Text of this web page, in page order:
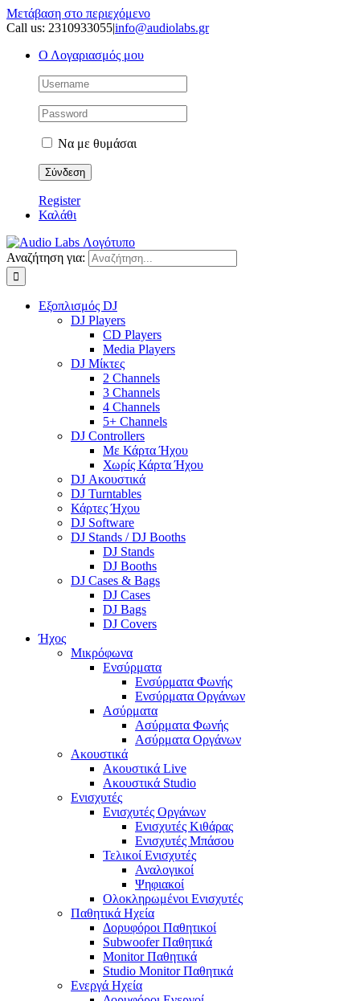
Μετάβαση στο περιεχόμενο
Call us: 2310933055|info@audiolabs.gr
Ο Λογαριασμός μου
Να με θυμάσαι
Register
Καλάθι
Αναζήτηση για:
Εξοπλισμός DJ
DJ Players
CD Players
Media Players
DJ Μίκτες
2 Channels
3 Channels
4 Channels
5+ Channels
DJ Controllers
Με Κάρτα Ήχου
Χωρίς Κάρτα Ήχου
DJ Ακουστικά
DJ Turntables
Κάρτες Ήχου
DJ Software
DJ Stands / DJ Booths
DJ Stands
DJ Booths
DJ Cases & Bags
DJ Cases
DJ Bags
DJ Covers
Ήχος
Μικρόφωνα
Ενσύρματα
Ενσύρματα Φωνής
Ενσύρματα Οργάνων
Ασύρματα
Ασύρματα Φωνής
Ασύρματα Οργάνων
Ακουστικά
Ακουστικά Live
Ακουστικά Studio
Ενισχυτές
Ενισχυτές Οργάνων
Ενισχυτές Κιθάρας
Ενισχυτές Μπάσου
Τελικοί Ενισχυτές
Αναλογικοί
Ψηφιακοί
Ολοκληρωμένοι Ενισχυτές
Παθητικά Ηχεία
Δορυφόροι Παθητικοί
Subwoofer Παθητικά
Monitor Παθητικά
Studio Monitor Παθητικά
Ενεργά Ηχεία